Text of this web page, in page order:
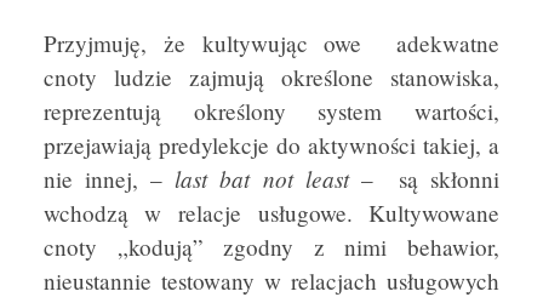
Przyjmuję, że kultywując owe adekwatne
cnoty ludzie zajmują określone stanowiska,
reprezentują określony system wartości,
przejawiają predylekcje do aktywności takiej, a
nie innej, –last bat not least– są skłonni
wchodzą w relacje usługowe. Kultywowane
cnoty „kodują” zgodny z nimi behawior,
nieustannie testowany w relacjach usługowych